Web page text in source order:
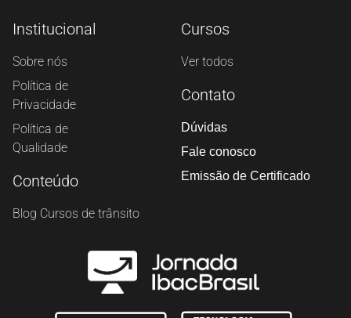
Institucional
Sobre nós
Política de
Privacidade
Política de
Qualidade
Conteúdo
Blog Cursos de trânsito
Cursos
Ver todos
Contato
Dúvidas
Fale conosco
Emissão de Certificado